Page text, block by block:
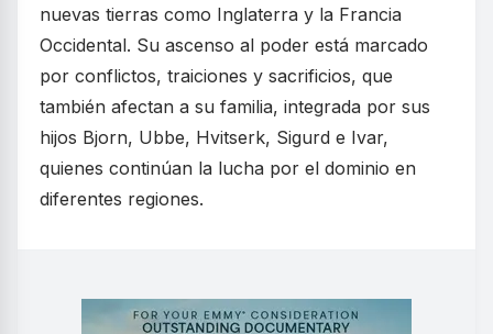
nuevas tierras como Inglaterra y la Francia
Occidental. Su ascenso al poder está marcado
por conflictos, traiciones y sacrificios, que
también afectan a su familia, integrada por sus
hijos Bjorn, Ubbe, Hvitserk, Sigurd e Ivar,
quienes continúan la lucha por el dominio en
diferentes regiones.